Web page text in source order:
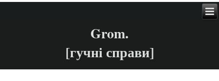
Grom.
[гучні справи]